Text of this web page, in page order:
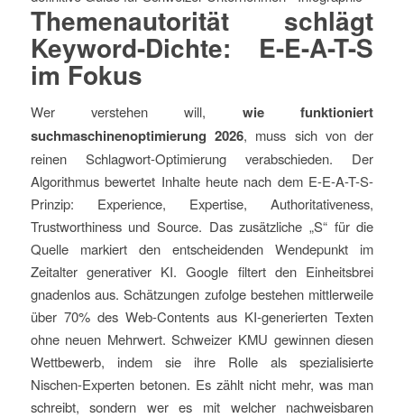
Themenautorität schlägt
Keyword-Dichte: E-E-A-T-S
im Fokus
Wer verstehen will, wie funktioniert
suchmaschinenoptimierung 2026, muss sich von der
reinen Schlagwort-Optimierung verabschieden. Der
Algorithmus bewertet Inhalte heute nach dem E-E-A-T-S-
Prinzip: Experience, Expertise, Authoritativeness,
Trustworthiness und Source. Das zusätzliche „S“ für die
Quelle markiert den entscheidenden Wendepunkt im
Zeitalter generativer KI. Google filtert den Einheitsbrei
gnadenlos aus. Schätzungen zufolge bestehen mittlerweile
über 70% des Web-Contents aus KI-generierten Texten
ohne neuen Mehrwert. Schweizer KMU gewinnen diesen
Wettbewerb, indem sie ihre Rolle als spezialisierte
Nischen-Experten betonen. Es zählt nicht mehr, was man
schreibt, sondern wer es mit welcher nachweisbaren